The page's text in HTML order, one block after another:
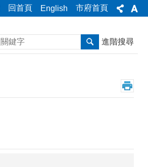
回首頁 English 市府首頁
搜尋 進階搜尋